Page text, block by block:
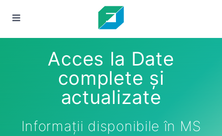
Acces la Date
complete și
actualizate
Informații disponibile în MS